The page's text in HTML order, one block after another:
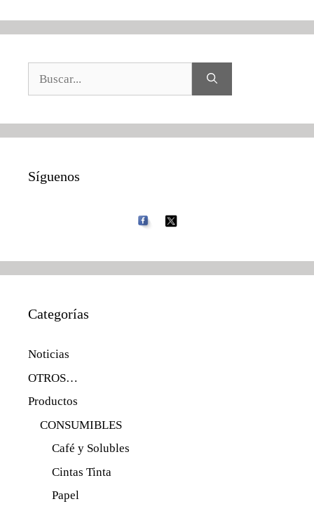
Síguenos
Categorías
Noticias
OTROS…
Productos
CONSUMIBLES
Café y Solubles
Cintas Tinta
Papel